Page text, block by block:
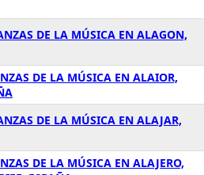
DE LA MÚSICA EN ALAGON,
DE LA MÚSICA EN ALAIOR,
DE LA MÚSICA EN ALAJAR,
DE LA MÚSICA EN ALAJERO,